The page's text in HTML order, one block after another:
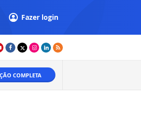
Fazer login
COMPLETA